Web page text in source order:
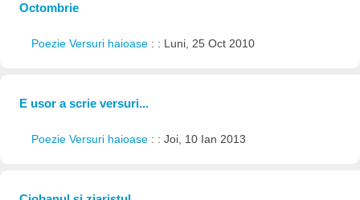
Octombrie
Poezie Versuri haioase : : Luni, 25 Oct 2010
E usor a scrie versuri...
Poezie Versuri haioase : : Joi, 10 Ian 2013